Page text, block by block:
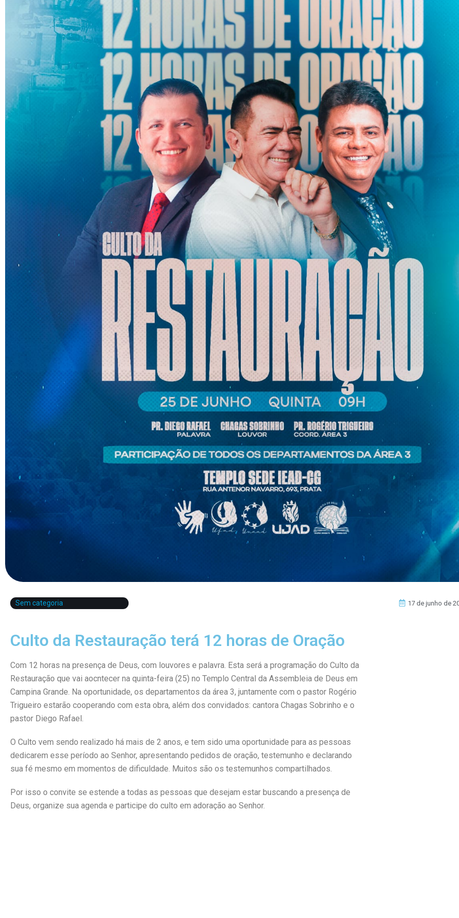
Sem categoria 17 de junho de
Culto da Restauração terá 12 horas de Oração
Com 12 horas na presença de Deus, com louvores e palavra. Esta será a programação do Culto da
Restauração que vai aocntecer na quinta-feira (25) no Templo Central da Assembleia de Deus em
Campina Grande. Na oportunidade, os departamentos da área 3, juntamente com o pastor Rogério
Trigueiro estarão cooperando com esta obra, além dos convidados: cantora Chagas Sobrinho e o
pastor Diego Rafael.
O Culto vem sendo realizado há mais de 2 anos, e tem sido uma oportunidade para as pessoas
dedicarem esse período ao Senhor, apresentando pedidos de oração, testemunho e declarando
sua fé mesmo em momentos de dificuldade. Muitos são os testemunhos compartilhados.
Por isso o convite se estende a todas as pessoas que desejam estar buscando a presença de
Deus, organize sua agenda e participe do culto em adoração ao Senhor.